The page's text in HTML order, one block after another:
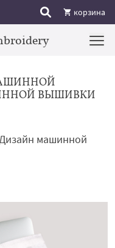
корзина
ВЫШИВКИ
машинной